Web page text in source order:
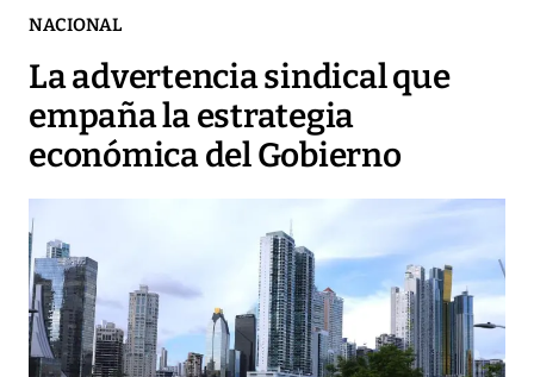
NACIONAL
La advertencia sindical que
empaña la estrategia
económica del Gobierno